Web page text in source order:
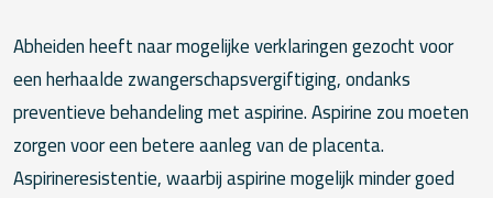
Abheiden heeft naar mogelijke verklaringen gezocht voor
een herhaalde zwangerschapsvergiftiging, ondanks
preventieve behandeling met aspirine. Aspirine zou moeten
zorgen voor een betere aanleg van de placenta.
Aspirineresistentie, waarbij aspirine mogelijk minder goed